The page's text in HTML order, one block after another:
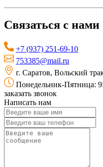
Связаться с нами
+7 (937) 251-69-10
753385@mail.ru
г. Саратов, Вольский
Понедельник-Пятница:
заказать звонок
Написать нам